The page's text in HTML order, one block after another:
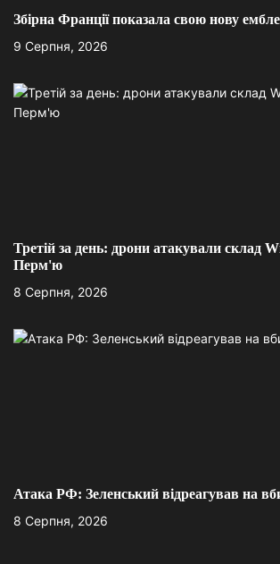
п
с
Збірна Франції показала свою нову
9 Серпня, 2026
Третій за день: дрони атакували склад
Перм'ю
8 Серпня, 2026
Атака РФ: Зеленський відреагував на
8 Серпня, 2026